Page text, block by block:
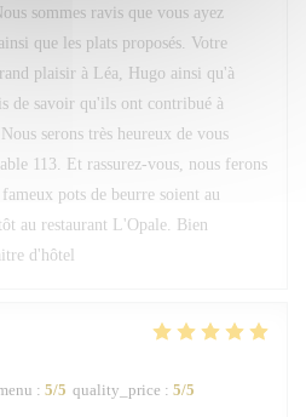
sommes ravis que vous ayez
que les plats proposés. Votre
plaisir à Léa, Hugo ainsi qu'à
de savoir qu'ils ont contribué à
serons très heureux de vous
113. Et rassurez-vous, nous ferons
pots de beurre soient au
au restaurant L'Opale. Bien
d'hôtel
: 5/5 quality_price : 5/5